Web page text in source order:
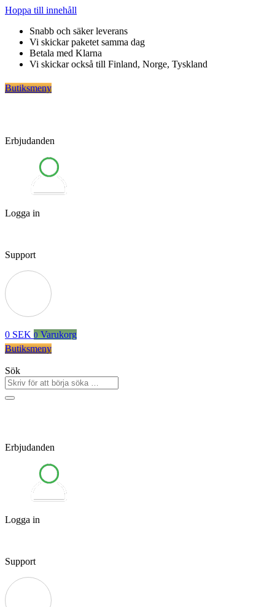
Hoppa till innehåll
Snabb och säker leverans
Vi skickar paketet samma dag
Betala med Klarna
Vi skickar också till Finland, Norge, Tyskland
Butiksmeny
Erbjudanden
Logga in
Support
0 SEK 0 Varukorg
Butiksmeny
Sök
Erbjudanden
Logga in
Support